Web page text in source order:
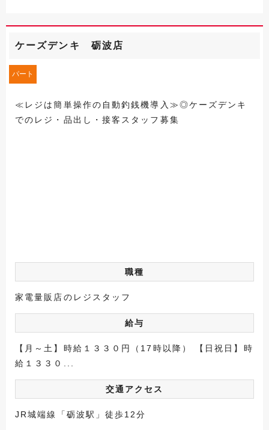
ケーズデンキ 砺波店
パート
≪レジは簡単操作の自動釣銭機導入≫◎ケーズデンキ
でのレジ・品出し・接客スタッフ募集
職種
家電量販店のレジスタッフ
給与
【月～土】時給１３３０円（17時以降） 【日祝日】時
給１３３０...
交通アクセス
JR城端線「砺波駅」徒歩12分